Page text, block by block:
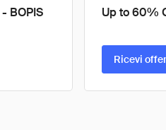
BOPIS Up to 60%
Ricevi